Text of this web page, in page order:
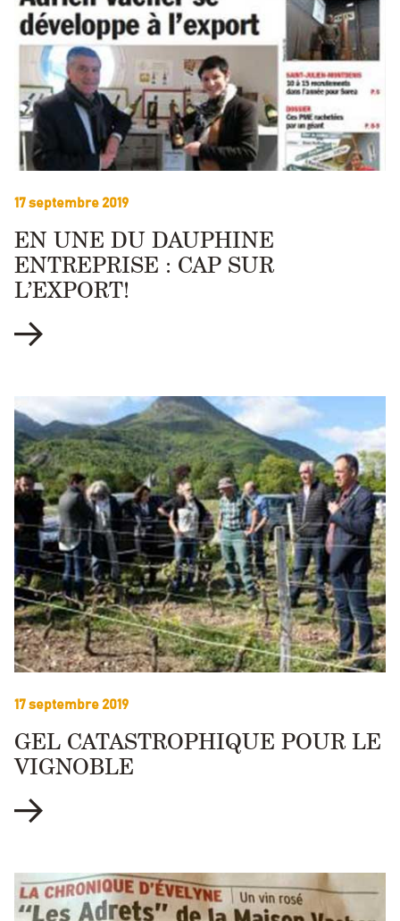
17 septembre 2019
EN UNE DU DAUPHINE
ENTREPRISE : CAP SUR
L’EXPORT!
17 septembre 2019
GEL CATASTROPHIQUE POUR LE
VIGNOBLE